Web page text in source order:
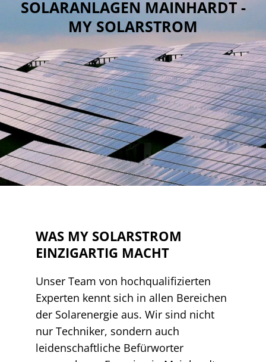
SOLARANLAGEN MAINHARDT -
MY SOLARSTROM
WAS MY SOLARSTROM
EINZIGARTIG MACHT
Unser Team von hochqualifizierten
Experten kennt sich in allen Bereichen
der Solarenergie aus. Wir sind nicht
nur Techniker, sondern auch
leidenschaftliche Befürworter